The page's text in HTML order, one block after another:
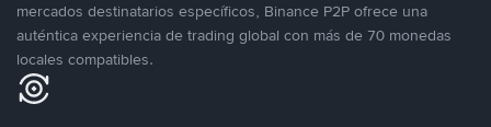
mercados destinatarios específicos, Binance P2P ofrece una
auténtica experiencia de trading global con más de 70 monedas
locales compatibles.